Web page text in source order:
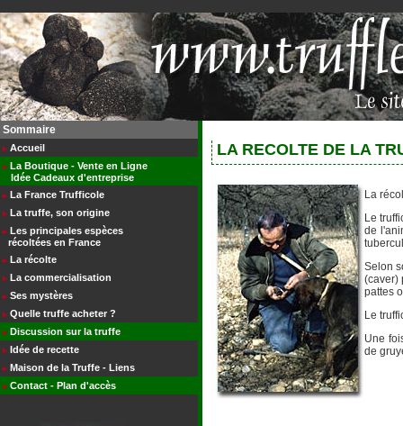
Sommaire
Accueil
La Boutique - Vente en Ligne
Idée Cadeaux d'entreprise
La France Trufficole
La truffe, son origine
Les principales espèces
récoltées en France
La récolte
La commercialisation
Ses mystères
Quelle truffe acheter ?
Discussion sur la truffe
Idée de recette
Maison de la Truffe - Liens
Contact - Plan d'accès
LA RECOLTE DE LA
La
Le
de
Selon
(caver)
pattes
Le
Une
de